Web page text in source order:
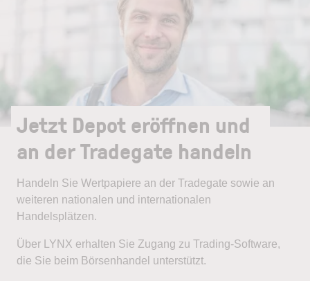
Jetzt Depot eröffnen und
an der Tradegate handeln
Handeln Sie Wertpapiere an der Tradegate sowie an
weiteren nationalen und internationalen
Handelsplätzen.
Über LYNX erhalten Sie Zugang zu Trading-Software,
die Sie beim Börsenhandel unterstützt.